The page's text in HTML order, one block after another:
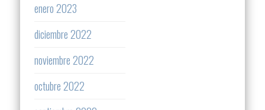
enero 2023
diciembre 2022
noviembre 2022
octubre 2022